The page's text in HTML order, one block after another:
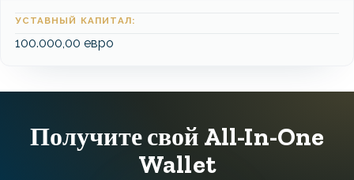
УСТАВНЫЙ КАПИТАЛ:
100.000,00 евро
Получите свой All-In-One
Wallet